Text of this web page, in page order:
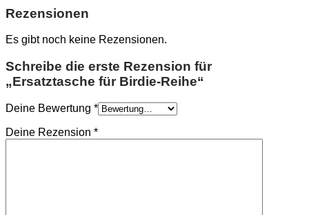
Rezensionen
Es gibt noch keine Rezensionen.
Schreibe die erste Rezension für
„Ersatztasche für Birdie-Reihe“
Deine Bewertung *
Deine Rezension *